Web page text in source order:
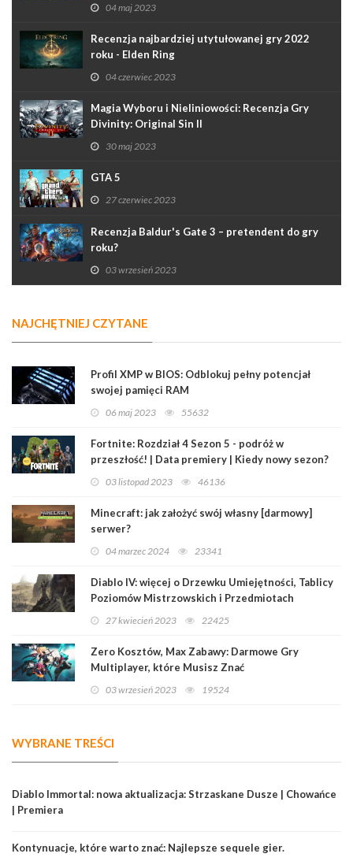
04 maj 2023
Recenzja najbardziej utytułowanej gry 2022
roku - Elden Ring
04 czerwiec 2023
Magia Wyboru i Nieliniowości: Recenzja Gry
Divinity: Original Sin II
30 maj 2023
GTA 5
27 czerwiec 2023
Recenzja Baldur's Gate 3 – pretendent do gry
roku?
03 wrzesień 2023
NAJCHĘTNIEJ CZYTANE
Profil XMP w BIOS: Odblokuj pełny potencjał
swojej pamięci RAM
06 maj 2023 55632
Fortnite: Rozdział 4 Sezon 5 - podróż w
przeszłość! | Data premiery | Kiedy nowy sezon?
03 listopad 2023 46136
Minecraft: jak założyć swój własny [darmowy]
serwer?
04 marzec 2024 23341
Diablo IV: więcej o Drzewku Umiejętności, Tablicy
Poziomów Mistrzowskich i Przedmiotach
27 kwiecień 2023 22425
Zero Kosztów, Max Zabawy: Darmowe Gry
Multiplayer, które Musisz Znać
03 wrzesień 2023 19524
WYBRANE TREŚCI
Diablo Immortal: nowa aktualizacja: Strzaskane Dusze | Chowańce
| Premiera
Kontynuacje, które warto znać: Najlepsze sequele gier.